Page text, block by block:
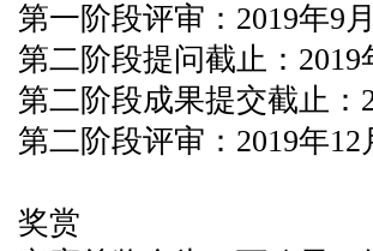
第一阶段评审：2019年9
第二阶段提问截止：2019
第二阶段成果提交截止：
第二阶段评审：2019年12
奖赏